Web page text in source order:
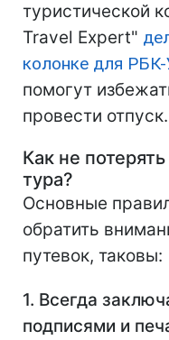
туристической
Travel Expert"
колонке для РБК-
помогут
провести отпуск.
Как не
тура?
Основные
обратить
путевок, таковы:
1. Всегда
подписями и